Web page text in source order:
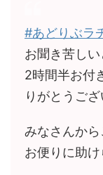
#あどりぶラ
お聞き苦し
2時間半お付
りがとうご
みなさんから
お便りに助